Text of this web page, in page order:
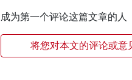
成为第一个评论这篇文章的人
将您对本文的评论或意